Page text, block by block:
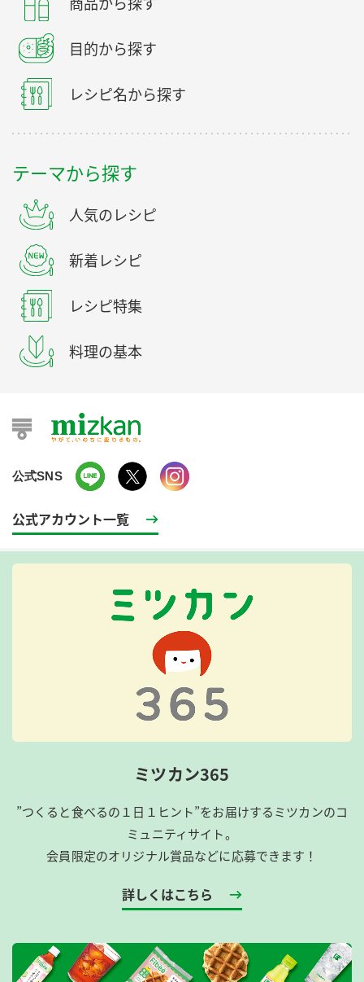
商品から探す
目的から探す
レシピ名から探す
テーマから探す
人気のレシピ
新着レシピ
レシピ特集
料理の基本
公式SNS
公式アカウント一覧
ミツカン365
”つくると食べるの１日１ヒント”をお届けするミツカンのコ
ミュニティサイト。
会員限定のオリジナル賞品などに応募できます！
詳しくはこちら